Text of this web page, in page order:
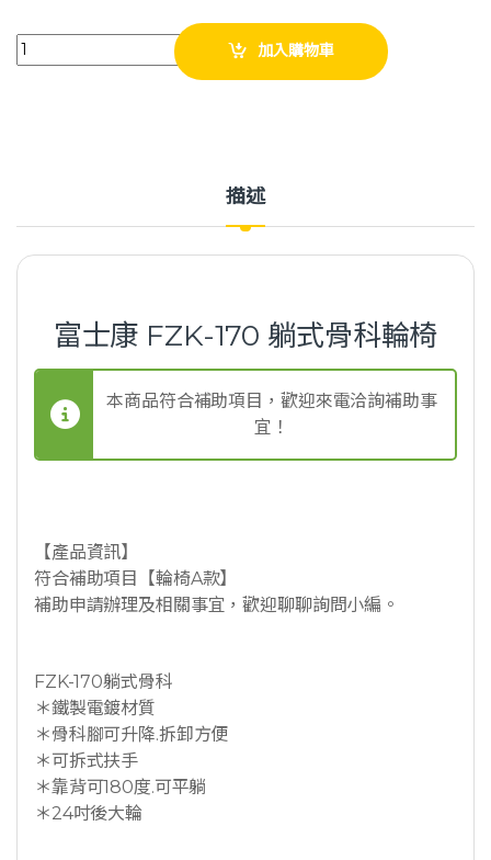
富士康 FZK-170 躺式骨科 高背輪椅 電鍍輪椅 鐵製輪椅 機械式輪椅
加入購物車
描述
富士康 FZK-170 躺式骨科輪椅
本商品符合補助項目，歡迎來電洽詢補助事
宜！
【產品資訊】
符合補助項目【輪椅A款】
補助申請辦理及相關事宜，歡迎聊聊詢問小編。
FZK-170躺式骨科
＊鐵製電鍍材質
＊骨科腳可升降.拆卸方便
＊可拆式扶手
＊靠背可180度.可平躺
＊24吋後大輪